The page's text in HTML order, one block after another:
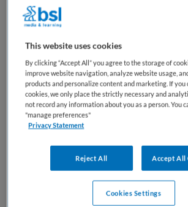
Tandheelkunde
Verpleegkunde(1811)
Zorgmanagement (347)
Meest recente vacatures op
banenbank | Werk(t) in zorg
This website uses cookies
By clicking “Accept All” you agree to the storage of
improve website navigation, analyze website usage,
products and personalize content and marketing. If you
cookies, we only place the strictly necessary and
not record any information about you as a person. You
"manage preferences"
Privacy Statement
Reject All Accept All
Cookies Settings